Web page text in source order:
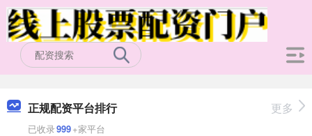
正规配资平台排行
已收录999+家平台
更多